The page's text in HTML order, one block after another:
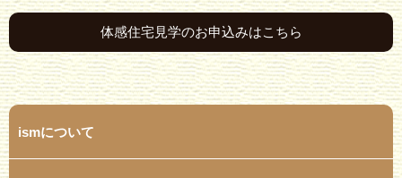
体感住宅見学のお申込みはこちら
ismについて